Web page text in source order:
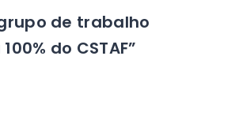
de trabalho
do CSTAF”